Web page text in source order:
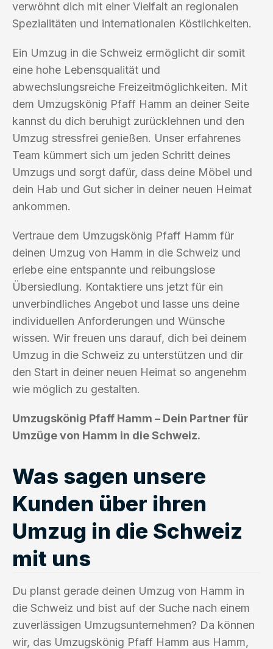
verwöhnt dich mit einer Vielfalt an regionalen
Spezialitäten und internationalen Köstlichkeiten.
Ein Umzug in die Schweiz ermöglicht dir somit
eine hohe Lebensqualität und
abwechslungsreiche Freizeitmöglichkeiten. Mit
dem Umzugskönig Pfaff Hamm an deiner Seite
kannst du dich beruhigt zurücklehnen und den
Umzug stressfrei genießen. Unser erfahrenes
Team kümmert sich um jeden Schritt deines
Umzugs und sorgt dafür, dass deine Möbel und
dein Hab und Gut sicher in deiner neuen Heimat
ankommen.
Vertraue dem Umzugskönig Pfaff Hamm für
deinen Umzug von Hamm in die Schweiz und
erlebe eine entspannte und reibungslose
Übersiedlung. Kontaktiere uns jetzt für ein
unverbindliches Angebot und lasse uns deine
individuellen Anforderungen und Wünsche
wissen. Wir freuen uns darauf, dich bei deinem
Umzug in die Schweiz zu unterstützen und dir
den Start in deiner neuen Heimat so angenehm
wie möglich zu gestalten.
Umzugskönig Pfaff Hamm – Dein Partner für
Umzüge von Hamm in die Schweiz.
Was sagen unsere
Kunden über ihren
Umzug in die Schweiz
mit uns
Du planst gerade deinen Umzug von Hamm in
die Schweiz und bist auf der Suche nach einem
zuverlässigen Umzugsunternehmen? Da können
wir, das Umzugskönig Pfaff Hamm aus Hamm,